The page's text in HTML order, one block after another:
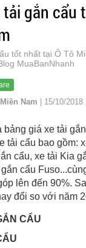
tải gắn
tốt nhất tại Ô Tô
MuaBanNhanh
Nam | 15/10/2018 |
bảng giá xe tải
tải cẩu bao gồm:
cẩu, xe tải Kia
cẩu
lên đến 90%.
đổi so với năm
CẨU